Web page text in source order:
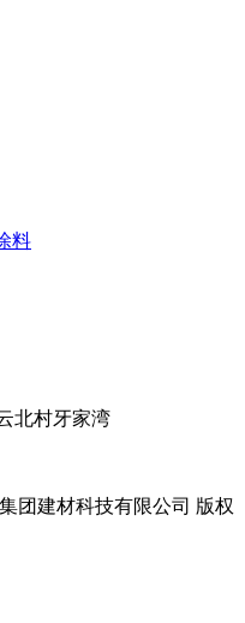
料
北村牙家湾
团建材科技有限公司 版权